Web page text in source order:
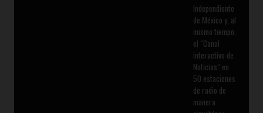
Independiente
de México y, al
mismo tiempo,
el “Canal
interactivo de
Noticias” en
50 estaciones
de radio de
manera